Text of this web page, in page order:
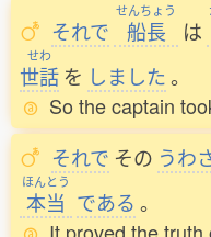
それで
せんちょう
船長 は
せわ
世話 を しました。
So the captain
それで その うわ
ほんとう
本当 である 。